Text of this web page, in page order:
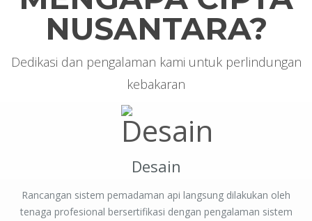
NUSANTARA?
Dedikasi dan pengalaman kami untuk perlindungan
kebakaran
Desain
Rancangan sistem pemadaman api langsung dilakukan oleh
tenaga profesional bersertifikasi dengan pengalaman sistem